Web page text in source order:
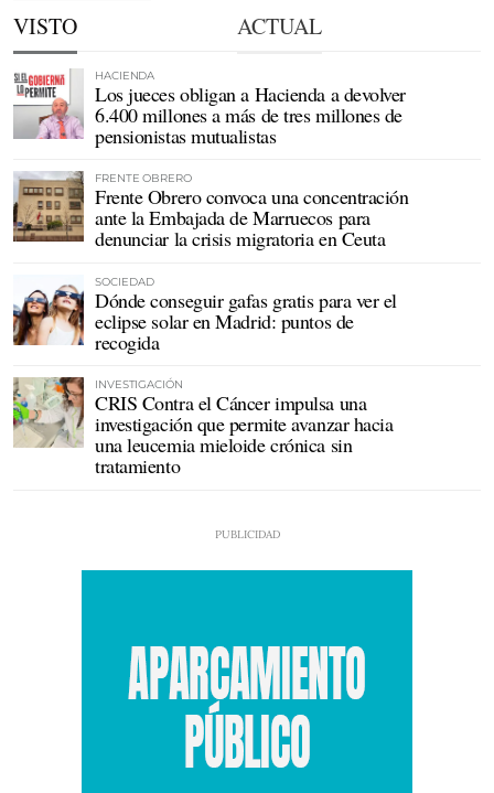
VISTO ACTUAL
HACIENDA
Los jueces obligan a Hacienda a devolver
6.400 millones a más de tres millones de
pensionistas mutualistas
FRENTE OBRERO
Frente Obrero convoca una concentración
ante la Embajada de Marruecos para
denunciar la crisis migratoria en Ceuta
SOCIEDAD
Dónde conseguir gafas gratis para ver el
eclipse solar en Madrid: puntos de
recogida
INVESTIGACIÓN
CRIS Contra el Cáncer impulsa una
investigación que permite avanzar hacia
una leucemia mieloide crónica sin
tratamiento